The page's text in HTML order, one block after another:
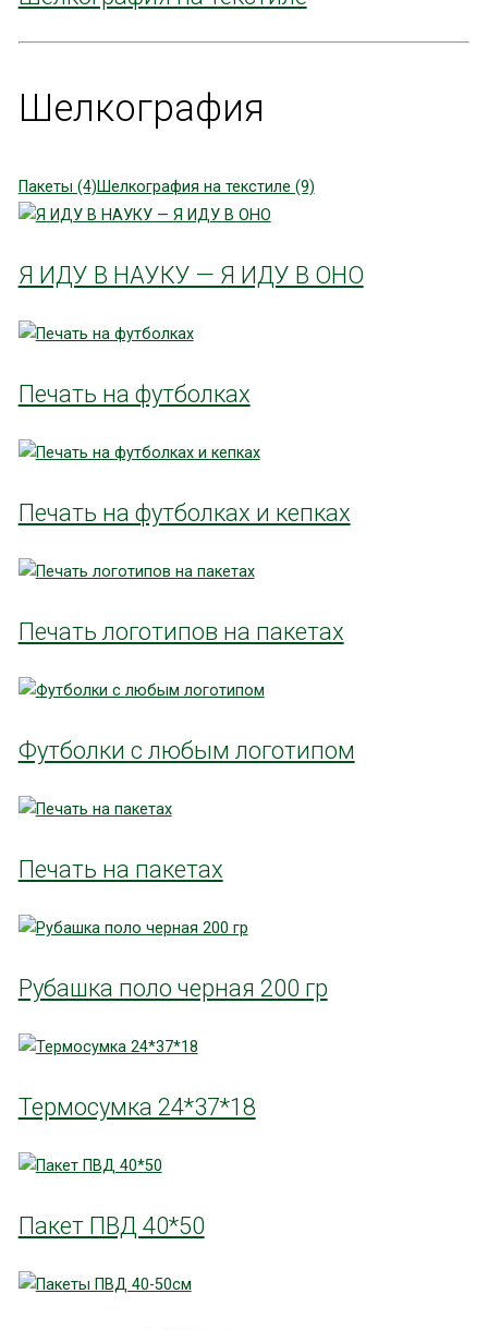
Шелкография
Пакеты (4)Шелкография на текстиле (9)
Я ИДУ В НАУКУ — Я ИДУ В ОНО
Печать на футболках
Печать на футболках и кепках
Печать логотипов на пакетах
Футболки с любым логотипом
Печать на пакетах
Рубашка поло черная 200 гр
Термосумка 24*37*18
Пакет ПВД 40*50